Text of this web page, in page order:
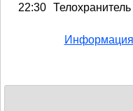
22:30 Телохранитель